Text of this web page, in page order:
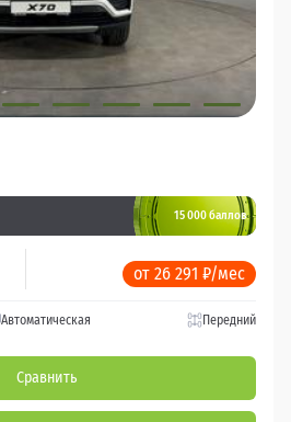
15 000 баллов
от 26 291 ₽/мес
Автоматическая Передний
Сравнить